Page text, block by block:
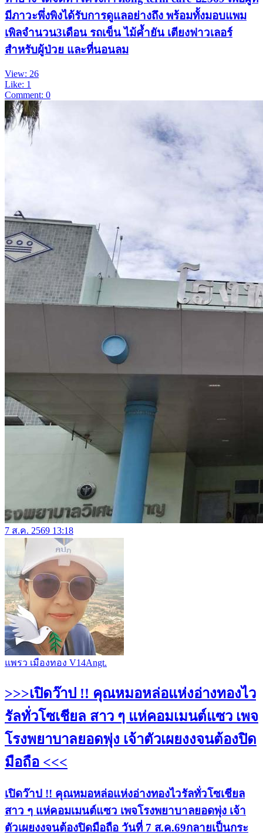
มีภาวะพึ่งพิงได้รับการดูแลอย่างถึง พร้อมทั้งมอบแพม
เพิลจำนวน3เดือน รถเข็น ไม้ค้ำยัน เตียงฟาวเลอร์
สำหรับผู้ป่วย และที่นอนลม
View: 26
Like: 1
Comment: 0
7 ส.ค. 2569 13:18
แพรว เมืองทอง V14Angt.
>>>เปิดว๊าป !! คุณหมอหล่อแห่งอ่างทองไว
รัลทั่วโซเชียล สาว ๆ แห่คอมเมนต์แซว เพจ
โรงพยาบาลยอดพุ่ง เจ้าตัวเผยงงจนต้องปิด
มือถือ <<<
เปิดว๊าป !! คุณหมอหล่อแห่งอ่างทองไวรัลทั่วโซเชียล
สาว ๆ แห่คอมเมนต์แซว เพจโรงพยาบาลยอดพุ่ง เจ้า
ตัวเผยงงจนต้องปิดมือถือ วันที่ 7 ส.ค.69กลายเป็นกระ